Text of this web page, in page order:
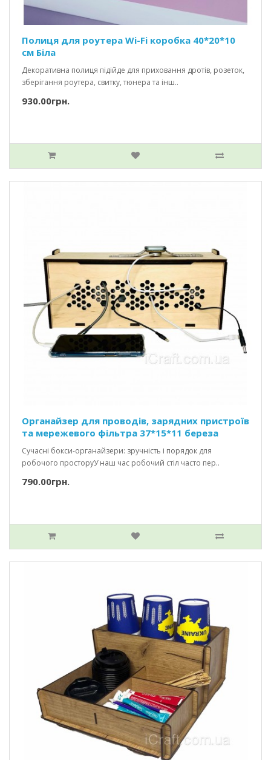
Полиця для роутера Wi-Fi коробка 40*20*10
см Біла
Декоративна полиця підійде для приховання дротів, розеток,
зберігання роутера, свитку, тюнера та інш..
930.00грн.
Органайзер для проводів, зарядних пристроїв
та мережевого фільтра 37*15*11 береза
Сучасні бокси-органайзери: зручність і порядок для
робочого просторуУ наш час робочий стіл часто пер..
790.00грн.